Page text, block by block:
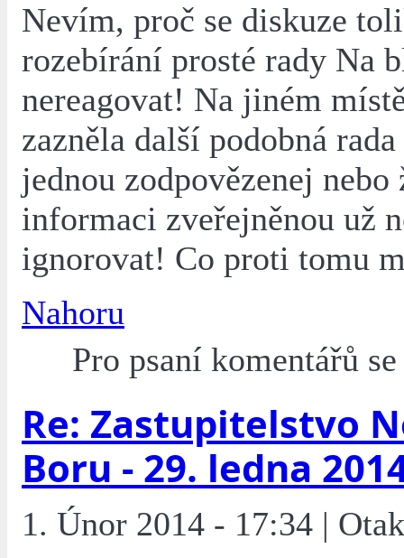
Nevím, proč se diskuze
rozebírání prosté rady Na
nereagovat! Na jiném
zazněla další podobná
jednou zodpovězenej nebo
informaci zveřejněnou už
ignorovat! Co proti tomu
Nahoru
Pro psaní komentářů
Re: Zastupitelstvo
Boru - 29. ledna
1. Únor 2014 - 17:34 |